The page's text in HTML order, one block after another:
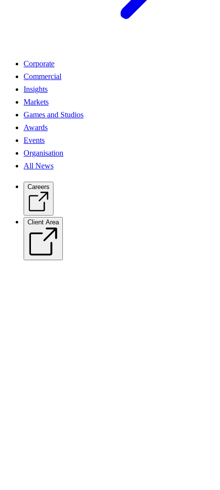
Corporate
Commercial
Insights
Markets
Games and Studios
Awards
Events
Organisation
All News
Careers
Client Area